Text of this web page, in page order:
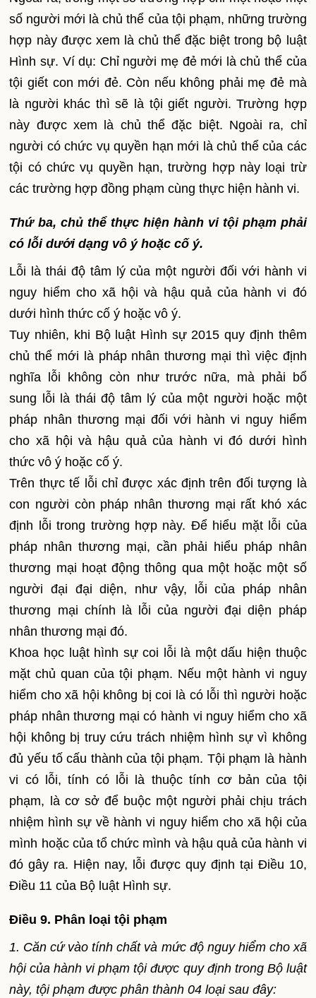
số người mới là chủ thể của tội phạm, những trường
hợp này được xem là chủ thể đặc biệt trong bộ luật
Hình sự. Ví dụ: Chỉ người mẹ đẻ mới là chủ thể của
tội giết con mới đẻ. Còn nếu không phải mẹ đẻ mà
là người khác thì sẽ là tội giết người. Trường hợp
này được xem là chủ thể đặc biệt. Ngoài ra, chỉ
người có chức vụ quyền hạn mới là chủ thể của các
tội có chức vụ quyền hạn, trường hợp này loại trừ
các trường hợp đồng phạm cùng thực hiện hành vi.
Thứ ba, chủ thể thực hiện hành vi tội phạm phải
có lỗi dưới dạng vô ý hoặc cố ý.
Lỗi là thái độ tâm lý của một người đối với hành vi
nguy hiểm cho xã hội và hậu quả của hành vi đó
dưới hình thức cố ý hoặc vô ý.
Tuy nhiên, khi Bộ luật Hình sự 2015 quy định thêm
chủ thể mới là pháp nhân thương mại thì việc định
nghĩa lỗi không còn như trước nữa, mà phải bổ
sung lỗi là thái độ tâm lý của một người hoặc một
pháp nhân thương mại đối với hành vi nguy hiểm
cho xã hội và hậu quả của hành vi đó dưới hình
thức vô ý hoặc cố ý.
Trên thực tế lỗi chỉ được xác định trên đối tượng là
con người còn pháp nhân thương mại rất khó xác
định lỗi trong trường hợp này. Để hiểu mặt lỗi của
pháp nhân thương mại, cần phải hiểu pháp nhân
thương mại hoạt động thông qua một hoặc một số
người đại đại diện, như vậy, lỗi của pháp nhân
thương mại chính là lỗi của người đại diện pháp
nhân thương mại đó.
Khoa học luật hình sự coi lỗi là một dấu hiện thuộc
mặt chủ quan của tội phạm. Nếu một hành vi nguy
hiểm cho xã hội không bị coi là có lỗi thì người hoặc
pháp nhân thương mại có hành vi nguy hiểm cho xã
hội không bị truy cứu trách nhiệm hình sự vì không
đủ yếu tố cấu thành của tội phạm. Tội phạm là hành
vi có lỗi, tính có lỗi là thuộc tính cơ bản của tội
phạm, là cơ sở để buộc một người phải chịu trách
nhiệm hình sự về hành vi nguy hiểm cho xã hội của
mình hoặc của tổ chức mình và hậu quả của hành vi
đó gây ra. Hiện nay, lỗi được quy định tại Điều 10,
Điều 11 của Bộ luật Hình sự.
Điều 9. Phân loại tội phạm
1. Căn cứ vào tính chất và mức độ nguy hiểm cho xã
hội của hành vi phạm tội được quy định trong Bộ luật
này, tội phạm được phân thành 04 loại sau đây: